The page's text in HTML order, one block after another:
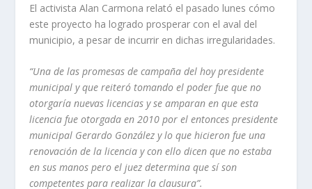
El activista Alan Carmona relató el pasado lunes cómo
este proyecto ha logrado prosperar con el aval del
municipio, a pesar de incurrir en dichas irregularidades.
“Una de las promesas de campaña del hoy presidente
municipal y que reiteró tomando el poder fue que no
otorgaría nuevas licencias y se amparan en que esta
licencia fue otorgada en 2010 por el entonces presidente
municipal Gerardo González y lo que hicieron fue una
renovación de la licencia y con ello dicen que no estaba
en sus manos pero el juez determina que sí son
competentes para realizar la clausura”.